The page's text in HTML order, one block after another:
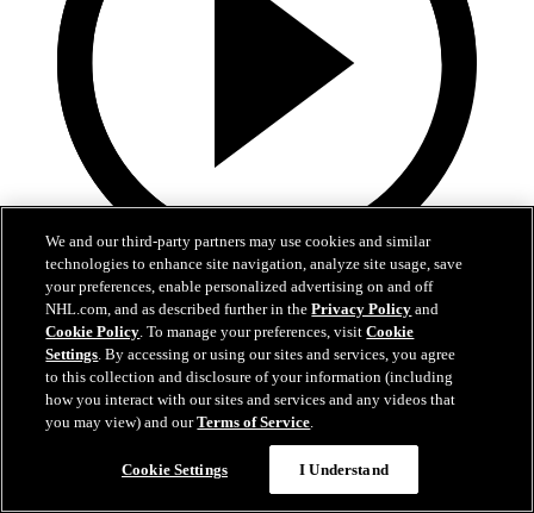
1:39
Lo mejor del desfile de campeones de los Hurricanes
Echen un vistazo a los mejores momentos de los festejos de
la Stanley Cup de los Hurricanes
We and our third-party partners may use cookies and similar
technologies to enhance site navigation, analyze site usage, save
your preferences, enable personalized advertising on and off
NHL.com, and as described further in thePrivacy Policy and
Cookie Policy. To manage your preferences, visitCookie
Settings. By accessing or using our sites and services, you agree
to this collection and disclosure of your information (including
how you interact with our sites and services and any videos that
you may view) and ourTerms of Service.
Cookie Settings I Understand